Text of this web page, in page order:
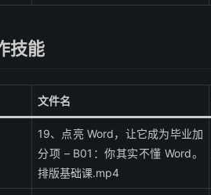
技能
文件名
19、点亮 Word，让它成为毕业加
分项 – B01：你其实不懂 Word。
排版基础课.mp4